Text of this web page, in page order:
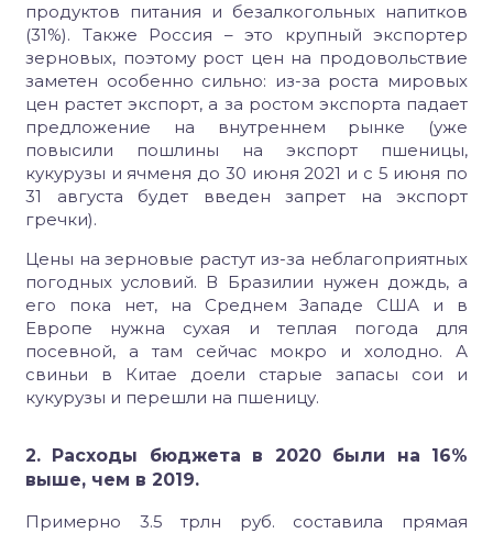
продуктов питания и безалкогольных напитков
(31%). Также Россия – это крупный экспортер
зерновых, поэтому рост цен на продовольствие
заметен особенно сильно: из-за роста мировых
цен растет экспорт, а за ростом экспорта падает
предложение на внутреннем рынке (уже
повысили пошлины на экспорт пшеницы,
кукурузы и ячменя до 30 июня 2021 и с 5 июня по
31 августа будет введен запрет на экспорт
гречки).
Цены на зерновые растут из-за неблагоприятных
погодных условий. В Бразилии нужен дождь, а
его пока нет, на Среднем Западе США и в
Европе нужна сухая и теплая погода для
посевной, а там сейчас мокро и холодно. А
свиньи в Китае доели старые запасы сои и
кукурузы и перешли на пшеницу.
2. Расходы бюджета в 2020 были на 16%
выше, чем в 2019.
Примерно 3.5 трлн руб. составила прямая